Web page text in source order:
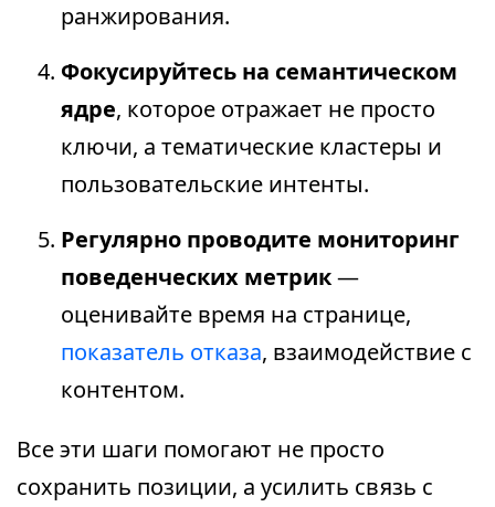
ранжирования.
Фокусируйтесь на семантическом
ядре, которое отражает не просто
ключи, а тематические кластеры и
пользовательские интенты.
Регулярно проводите мониторинг
поведенческих метрик—
оценивайте время на странице,
показатель отказа, взаимодействие с
контентом.
Все эти шаги помогают не просто
сохранить позиции, а усилить связь с